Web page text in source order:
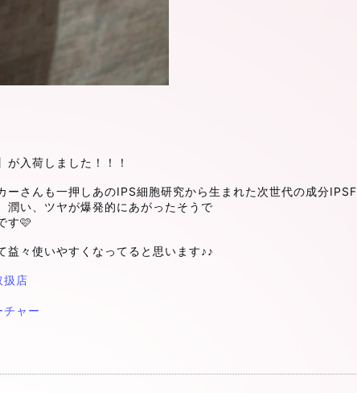
が入荷しました！！！
ーさんも一押しあのIPS細胞研究から生まれた次世代の成分IPSF
潤い、ツヤが爆発的にあがったそうで
す🩷
益々使いやすくなってると思います♪♪
扱店
ャー